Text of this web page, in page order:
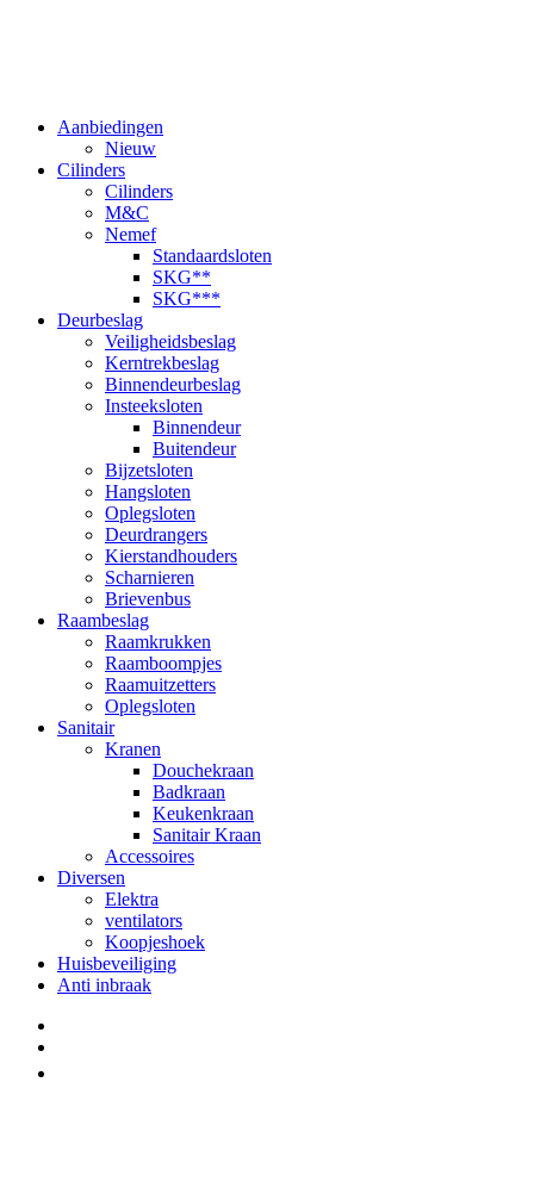
Aanbiedingen
Nieuw
Cilinders
Cilinders
M&C
Nemef
Standaardsloten
SKG**
SKG***
Deurbeslag
Veiligheidsbeslag
Kerntrekbeslag
Binnendeurbeslag
Insteeksloten
Binnendeur
Buitendeur
Bijzetsloten
Hangsloten
Oplegsloten
Deurdrangers
Kierstandhouders
Scharnieren
Brievenbus
Raambeslag
Raamkrukken
Raamboompjes
Raamuitzetters
Oplegsloten
Sanitair
Kranen
Douchekraan
Badkraan
Keukenkraan
Sanitair Kraan
Accessoires
Diversen
Elektra
ventilators
Koopjeshoek
Huisbeveiliging
Anti inbraak